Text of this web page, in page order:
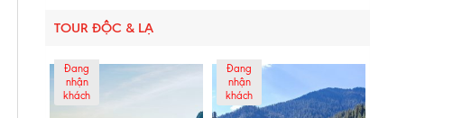
TOUR ĐỘC & LẠ
Đang
nhận
khách
Đang
nhận
khách